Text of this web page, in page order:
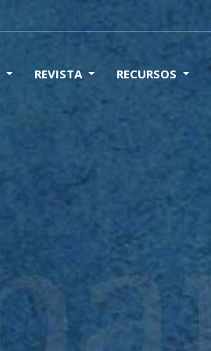
REVISTA RECURSOS